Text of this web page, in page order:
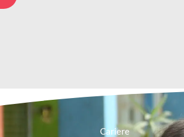
Cariere